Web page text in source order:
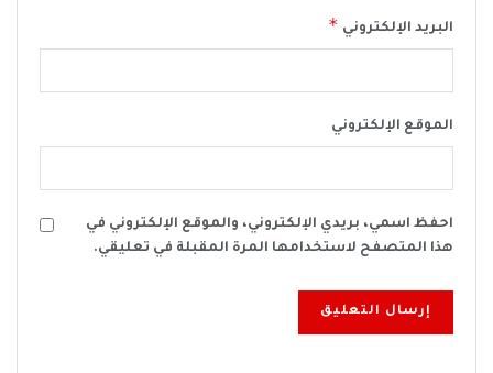
البريد الإلكتروني *
الموقع الإلكتروني
احفظ اسمي، بريدي الإلكتروني، والموقع الإلكتروني في
هذا المتصفح لاستخدامها المرة المقبلة في تعليقي.